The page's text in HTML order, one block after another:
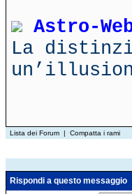
Astro-
La
Lista dei Forum | Compatta i rami
Rispondi a questo messaggio